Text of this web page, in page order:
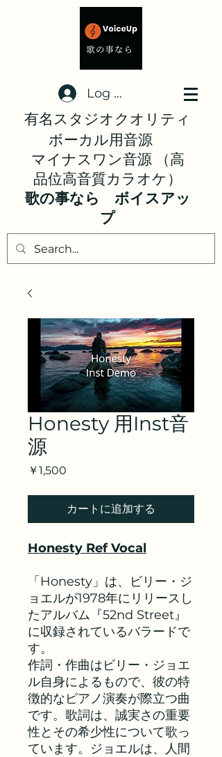
Log In
有名スタジオクオリティ
ボーカル用音源
マイナスワン音源 （高
品位高音質カラオケ）
歌の事なら ボイスアッ
プ
Honesty 用Inst音
源
￥1,500
カートに追加する
Honesty Ref Vocal
「Honesty」は、ビリー・ジ
ョエルが1978年にリリースし
たアルバム『52nd Street』
に収録されているバラードで
す。
作詞・作曲はビリー・ジョエ
ル自身によるもので、彼の特
徴的なピアノ演奏が際立つ曲
です。歌詞は、誠実さの重要
性とその希少性について歌っ
ています。ジョエルは、人間